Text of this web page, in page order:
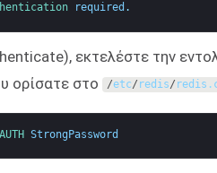
required .
εκτελέστε την
ορίσατε στο
/etc/ redis/ redis .
AUTH StrongPassword